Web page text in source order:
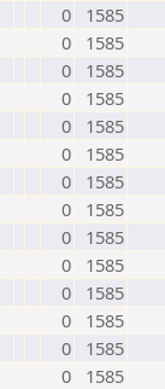
0
1585
0
1585
0
1585
0
1585
0
1585
0
1585
0
1585
0
1585
0
1585
0
1585
0
1585
0
1585
0
1585
0
1585